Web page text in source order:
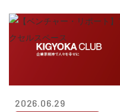
2026.06.29